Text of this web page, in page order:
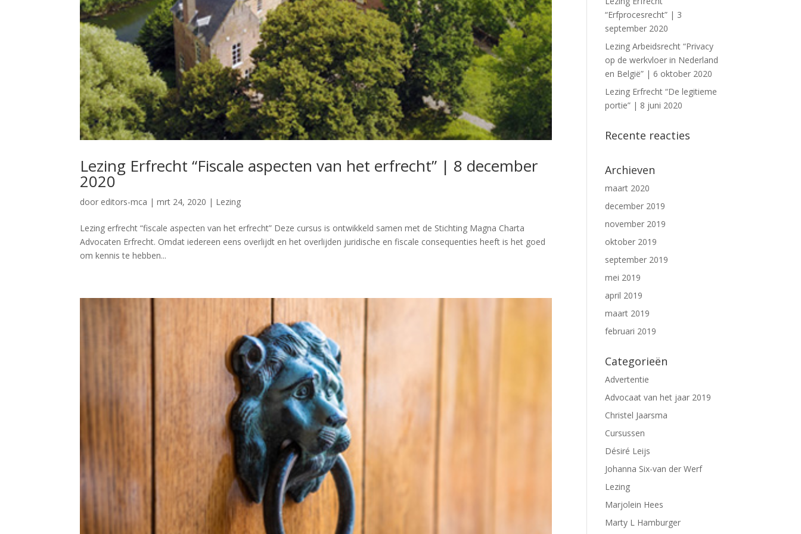
Lezing Erfrecht “Fiscale aspecten van het erfrecht” | 8 december
2020
door editors-mca |mrt 24, 2020 | Lezing
Lezing erfrecht “fiscale aspecten van het erfrecht” Deze cursus is ontwikkeld samen met de Stichting Magna Charta
Advocaten Erfrecht. Omdat iedereen eens overlijdt en het overlijden juridische en fiscale consequenties heeft is het goed
om kennis te hebben...
“Erfprocesrecht” | 3
september 2020
Lezing Arbeidsrecht “Privacy
op de werkvloer in Nederland
en België” | 6 oktober 2020
Lezing Erfrecht “De legitieme
portie” | 8 juni 2020
Recente reacties
Archieven
maart 2020
december 2019
november 2019
oktober 2019
september 2019
mei 2019
april 2019
maart 2019
februari 2019
Categorieën
Advertentie
Advocaat van het jaar 2019
Christel Jaarsma
Cursussen
Désiré Leijs
Johanna Six-van der Werf
Lezing
Marjolein Hees
Marty L Hamburger